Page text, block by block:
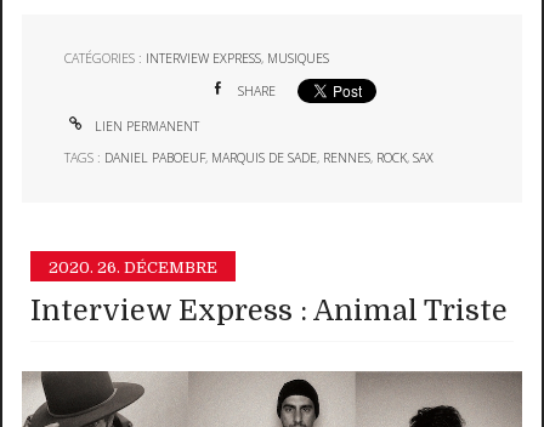
CATÉGORIES : INTERVIEW EXPRESS, MUSIQUES
SHARE
LIEN PERMANENT
TAGS : DANIEL PABOEUF, MARQUIS DE SADE, RENNES, ROCK,SAX
2020. 26. DÉCEMBRE
Interview Express : Animal Triste